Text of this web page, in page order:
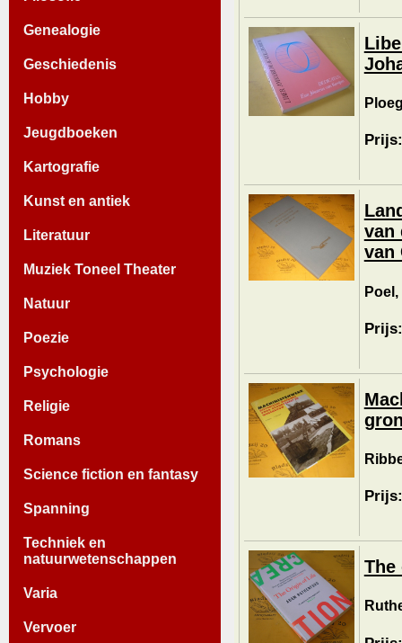
Genealogie
Geschiedenis
Hobby
Jeugdboeken
Kartografie
Kunst en antiek
Literatuur
Muziek Toneel Theater
Natuur
Poezie
Psychologie
Religie
Romans
Science fiction en fantasy
Spanning
Techniek en
natuurwetenschappen
Varia
Vervoer
van
van
Poel,